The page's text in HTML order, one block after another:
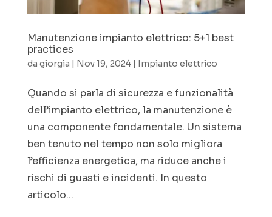
Manutenzione impianto elettrico: 5+1 best
practices
da giorgia | Nov 19, 2024| Impianto elettrico
Quando si parla di sicurezza e funzionalità
dell’impianto elettrico, la manutenzione è
una componente fondamentale. Un sistema
ben tenuto nel tempo non solo migliora
l’efficienza energetica, ma riduce anche i
rischi di guasti e incidenti. In questo
articolo...